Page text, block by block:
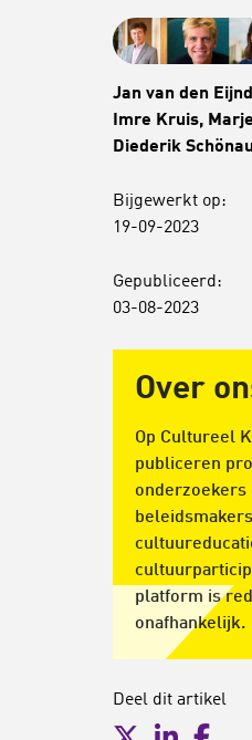
Jan van den
Imre Kruis,
Diederik Schönau
Bijgewerkt op:
19-09-2023
Gepubliceerd:
03-08-2023
Over
Op Cultureel
publiceren
onderzoekers
platform is
onafhankelijk.
Deel dit artikel